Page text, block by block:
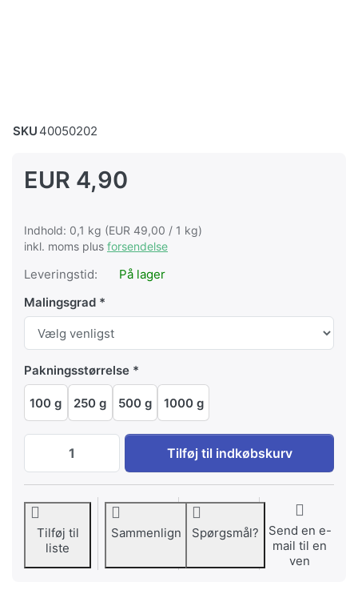
SKU 40050202
EUR 4,90
Indhold: 0,1 kg (EUR 49,00 / 1 kg)
inkl. moms plus forsendelse
Leveringstid:
På lager
Malingsgrad
Pakningsstørrelse
100 g 250 g 500 g 1000 g
Peru Pacha Mama til EUR 4,90, mængde
Tilføj til indkøbskurv
Tilføj til
liste
Sammenlign Spørgsmål?
Send en e-
mail til en
ven